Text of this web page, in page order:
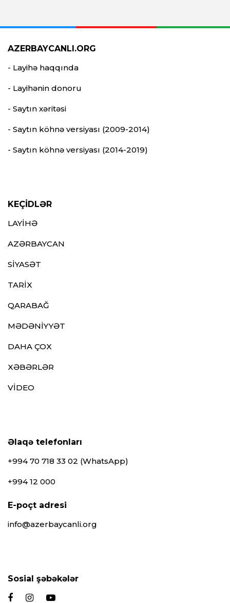
AZERBAYCANLI.ORG
- Layihə haqqında
- Layihənin donoru
- Saytın xəritəsi
- Saytın köhnə versiyası (2009-2014)
- Saytın köhnə versiyası (2014-2019)
KEÇİDLƏR
LAYİHƏ
AZƏRBAYCAN
SİYASƏT
TARİX
QARABAĞ
MƏDƏNİYYƏT
DAHA ÇOX
XƏBƏRLƏR
VİDEO
Əlaqə telefonları
+994 70 718 33 02 (WhatsApp)
+994 12 000
E-poçt adresi
info@azerbaycanli.org
Sosial şəbəkələr